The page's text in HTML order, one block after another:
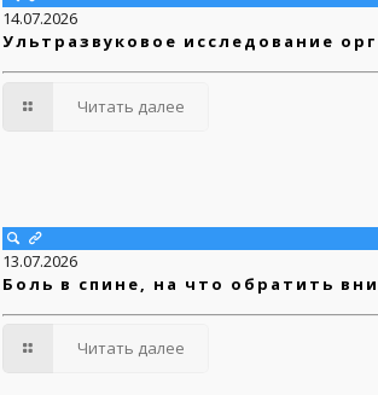
14.07.2026
Ультразвуковое исследование
Читать далее
13.07.2026
Боль в спине, на что обратить
Читать далее